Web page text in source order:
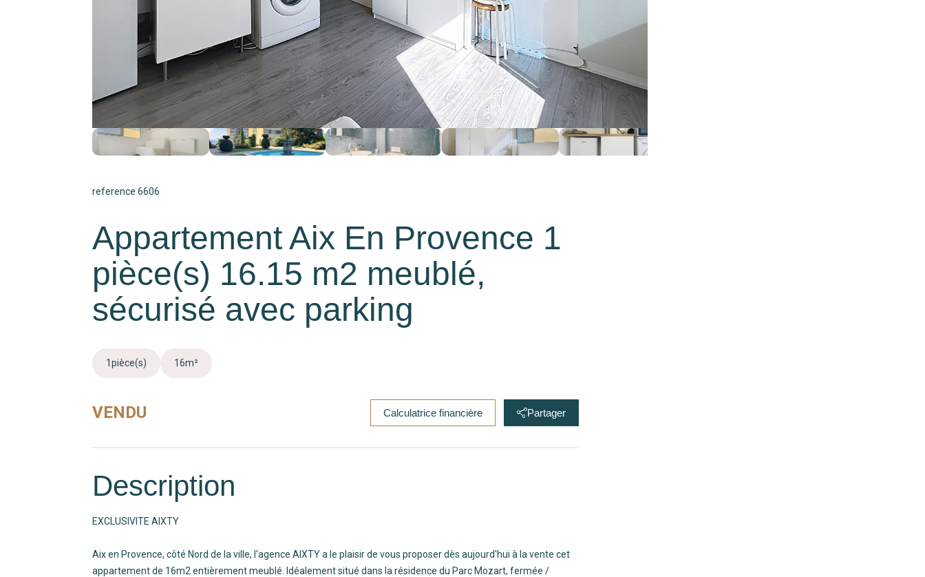
reference 6606
Appartement Aix En Provence 1
pièce(s) 16.15 m2 meublé,
sécurisé avec parking
1pièce(s) 16m²
VENDU Calculatrice financière Partager
Description
EXCLUSIVITE AIXTY
Aix en Provence, côté Nord de la ville, l'agence AIXTY a le plaisir de vous proposer dès aujourd'hui à la vente cet
appartement de 16m2 entièrement meublé. Idéalement situé dans la résidence du Parc Mozart, fermée /